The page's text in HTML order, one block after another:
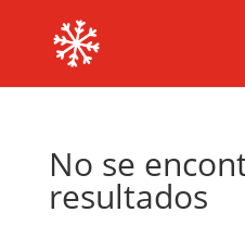
No se
resultados